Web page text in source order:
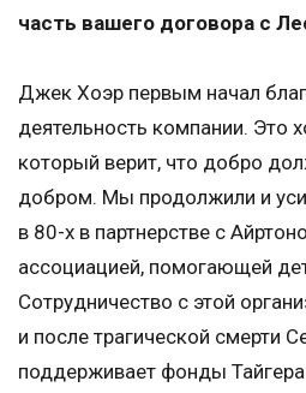
часть вашего договора с
Джек Хоэр первым начал
деятельность компании. Это
который верит, что добро
добром. Мы продолжили и
в 80-х в партнерстве с
ассоциацией, помогающей
Сотрудничество с этой
и после трагической смерти
поддерживает фонды